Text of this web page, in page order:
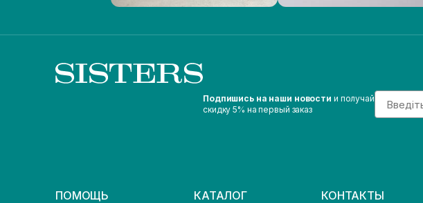
Подпишись на наши новости и получай
скидку 5% на первый заказ
Email
ПОМОЩЬ КАТАЛОГ КОНТАКТЫ